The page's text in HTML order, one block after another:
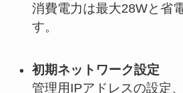
消費電力は最大28Wと省
す。
初期ネットワーク設定
管理用IPアドレスの設定